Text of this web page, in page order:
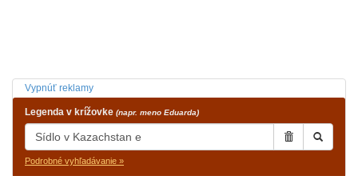
Vypnúť reklamy
Legenda v krížovke (napr. meno Eduarda)
Podrobné vyhľadávanie »